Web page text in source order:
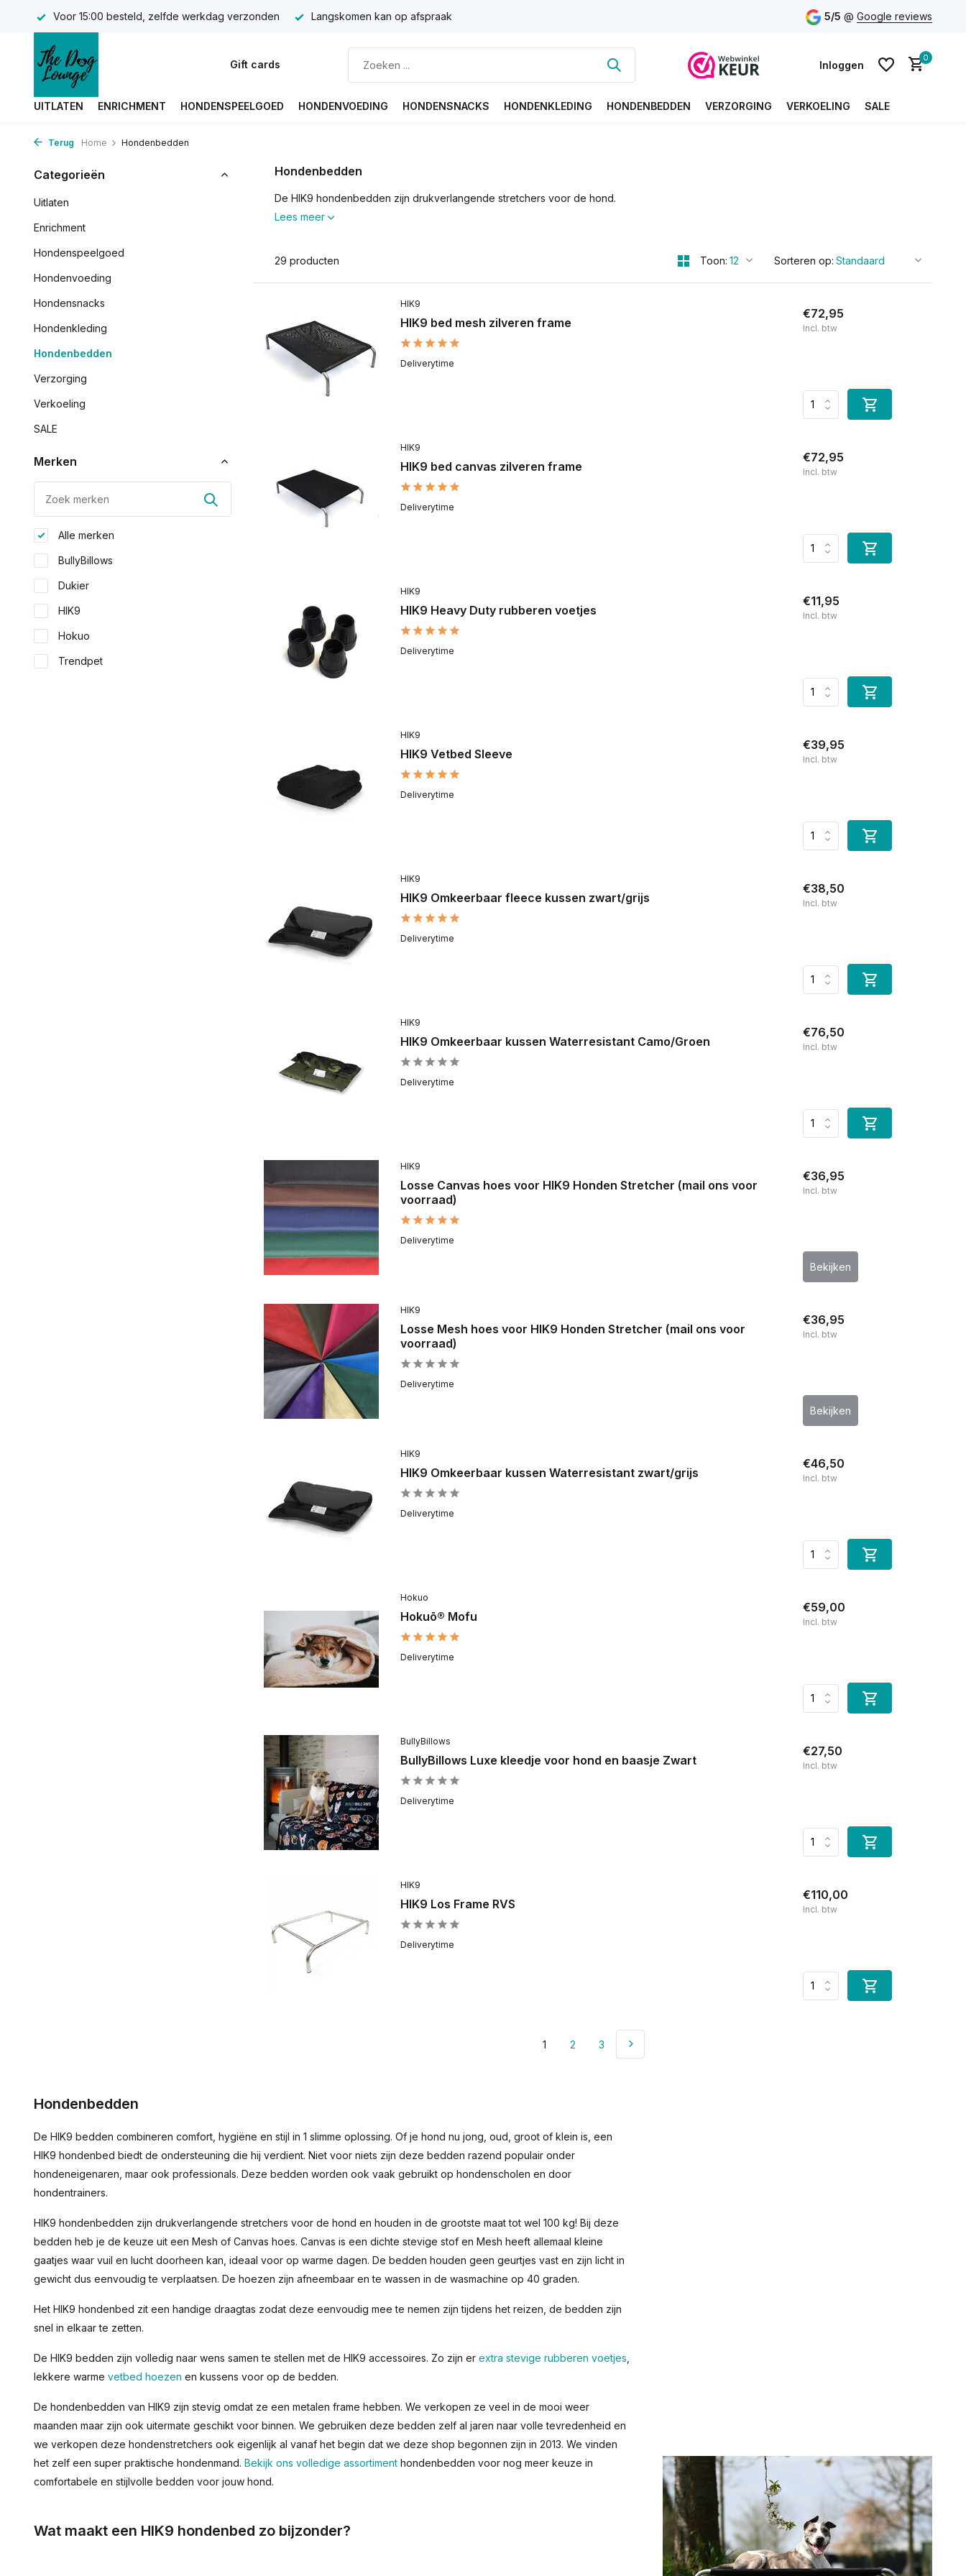
Voor 15:00 besteld, zelfde werkdag verzonden Langskomen kan op afspraak 5/5 @ Google reviews
Gift cards Inloggen
0
UITLATEN ENRICHMENT HONDENSPEELGOED HONDENVOEDING HONDENSNACKS HONDENKLEDING HONDENBEDDEN VERZORGING VERKOELING SALE
Terug Home Hondenbedden
Categorieën
Uitlaten
Enrichment
Hondenspeelgoed
Hondenvoeding
Hondensnacks
Hondenkleding
Hondenbedden
Verzorging
Verkoeling
SALE
Merken
Alle merken
BullyBillows
Dukier
HIK9
Hokuo
Trendpet
Hondenbedden
De HIK9 hondenbedden zijn drukverlangende stretchers voor de hond.
Lees meer
29 producten Toon: Sorteren op:
HIK9
HIK9 bed mesh zilveren frame
Deliverytime
€72,95
Incl. btw
HIK9
HIK9 bed canvas zilveren frame
Deliverytime
€72,95
Incl. btw
HIK9
HIK9 Heavy Duty rubberen voetjes
Deliverytime
€11,95
Incl. btw
HIK9
HIK9 Vetbed Sleeve
Deliverytime
€39,95
Incl. btw
HIK9
HIK9 Omkeerbaar fleece kussen zwart/grijs
Deliverytime
€38,50
Incl. btw
HIK9
HIK9 Omkeerbaar kussen Waterresistant Camo/Groen
Deliverytime
€76,50
Incl. btw
HIK9
Losse Canvas hoes voor HIK9 Honden Stretcher (mail ons voor
voorraad)
Deliverytime
€36,95
Incl. btw
Bekijken
HIK9
Losse Mesh hoes voor HIK9 Honden Stretcher (mail ons voor
voorraad)
Deliverytime
€36,95
Incl. btw
Bekijken
HIK9
HIK9 Omkeerbaar kussen Waterresistant zwart/grijs
Deliverytime
€46,50
Incl. btw
Hokuo
Hokuō® Mofu
Deliverytime
€59,00
Incl. btw
BullyBillows
BullyBillows Luxe kleedje voor hond en baasje Zwart
Deliverytime
€27,50
Incl. btw
HIK9
HIK9 Los Frame RVS
Deliverytime
€110,00
Incl. btw
1 2 3
Hondenbedden
De HIK9 bedden combineren comfort, hygiëne en stijl in 1 slimme oplossing. Of je hond nu jong, oud, groot of klein is, een
HIK9 hondenbed biedt de ondersteuning die hij verdient. Niet voor niets zijn deze bedden razend populair onder
hondeneigenaren, maar ook professionals. Deze bedden worden ook vaak gebruikt op hondenscholen en door
hondentrainers.
HIK9 hondenbedden zijn drukverlangende stretchers voor de hond en houden in de grootste maat tot wel 100 kg! Bij deze
bedden heb je de keuze uit een Mesh of Canvas hoes. Canvas is een dichte stevige stof en Mesh heeft allemaal kleine
gaatjes waar vuil en lucht doorheen kan, ideaal voor op warme dagen. De bedden houden geen geurtjes vast en zijn licht in
gewicht dus eenvoudig te verplaatsen. De hoezen zijn afneembaar en te wassen in de wasmachine op 40 graden.
Het HIK9 hondenbed zit een handige draagtas zodat deze eenvoudig mee te nemen zijn tijdens het reizen, de bedden zijn
snel in elkaar te zetten.
De HIK9 bedden zijn volledig naar wens samen te stellen met de HIK9 accessoires. Zo zijn er extra stevige rubberen voetjes
lekkere warme vetbed hoezen en kussens voor op de bedden.
De hondenbedden van HIK9 zijn stevig omdat ze een metalen frame hebben. We verkopen ze veel in de mooi weer
maanden maar zijn ook uitermate geschikt voor binnen. We gebruiken deze bedden zelf al jaren naar volle tevredenheid en
we verkopen deze hondenstretchers ook eigenlijk al vanaf het begin dat we deze shop begonnen zijn in 2013. We vinden
het zelf een super praktische hondenmand. Bekijk ons volledige assortiment hondenbedden voor nog meer keuze in
comfortabele en stijlvolle bedden voor jouw hond.
Wat maakt een HIK9 hondenbed zo bijzonder?